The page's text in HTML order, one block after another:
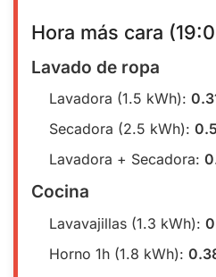
Hora más cara
Lavado de ropa
Lavadora (1.5 kWh):
Secadora (2.5 kWh):
Lavadora + Secadora:
Cocina
Lavavajillas (1.3 kWh):
Horno 1h (1.8 kWh):